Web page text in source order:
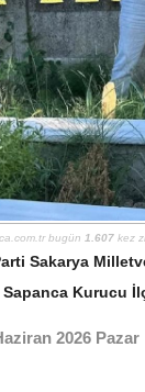
bugün 1.607kez
Sakarya
Sapanca Kurucu
2026 Pazar